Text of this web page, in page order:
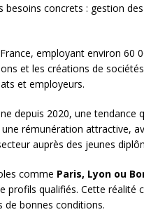
concrets : gestion
employant environ
et les créations de
et employeurs.
depuis 2020, une
rémunération attractive,
auprès des jeunes
comme Paris, Lyon ou
qualifiés. Cette
de bonnes conditions.